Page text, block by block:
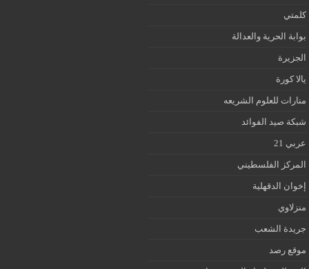
كلمتي
بوابة الحرية والعدالة
الجزيرة
يالا كورة
منارات للعلوم الشريعه
شبكة صيد الفوائد
عربي 21
المركز الفلسطيني
إخوان الدقهلية
منزلاوي
جريدة الشعب
موقع رصد